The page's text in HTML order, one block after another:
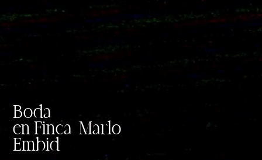
Boda
enFinca Marlo
Embid